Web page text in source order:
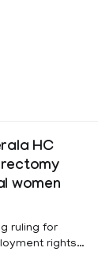
HC
women
ruling for
rights,